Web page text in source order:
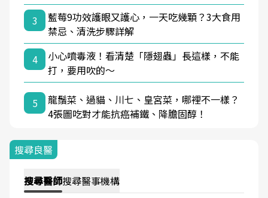
3
藍莓9功效護眼又護心，一天吃幾顆？3大食用
禁忌、清洗步驟詳解
4
小心噴毒液！看清楚「隱翅蟲」長這樣，不能
打，要用吹的～
5
龍鬚菜、過貓、川七、皇宮菜，哪裡不一樣？
4張圖吃對才能抗癌補鐵、降膽固醇！
搜尋良醫
搜尋醫師搜尋醫事機構